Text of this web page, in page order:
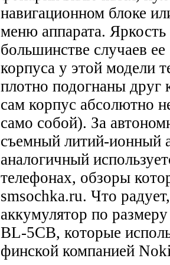
навигационном блоке
меню аппарата.
большинстве случаев
корпуса у этой модели
плотно подогнаны друг
сам корпус абсолютно
само собой). За
съемный литий-ионный
аналогичный
телефонах, обзоры
smsochka.ru. Что
аккумулятор по
BL-5CB, которые
финской компанией